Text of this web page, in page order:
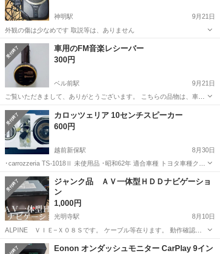
神明駅
9月21日
外観の傷は少なめです 取説等は、ありません
福井 丹生郡 神明駅 カーオーディオ
車用のFM音楽レシーバー
300円
ベル前駅
9月21日
ご覧いただきまして、ありがとうございます。 こちらの品物は、車の
シガーソケットから電源を取り、CarFMラジオにBluetoothで音楽を飛
ばして楽しむ機器です。 ・以前の愛車（初期型アルファード）で使用
していた物ですが...
福井 福井市 シガーソケット
カロッツェリア 10センチスピーカー
600円
越前新保駅
8月30日
･carrozzeria TS-1018Ⅱ 未使用品 ･昭和62年 適合車種 トヨタ車種クラ
ウン、カムリ、カローラ以下画像参照 マニア向け？にネットで販売さ
れているのもあるようです。車に詳しく、配線等自分でされる方に
ど...
福井 福井市 越前新保駅 カーオーディオ
カロッツェリア
ジャンク品 ＡＶ一体型ＨＤＤナビゲーショ
ン
1,000円
光明寺駅
8月10日
ALPINE ＶＩＥ−Ｘ０８Ｓです。 ケーブル等在ります。 動作確認が
出来ない為、ジャンク品です。
福井 吉田郡 カーオーディオ
Eonon オンダッシュモニター CarPlay 9イン